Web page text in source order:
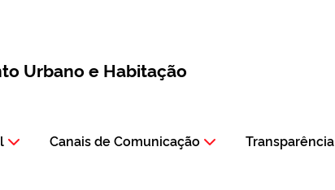
Urbano e Habitação
Canais de Comunicação Transparência